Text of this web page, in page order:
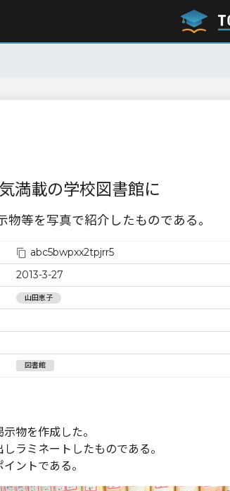
満載の学校図書館に
物等を写真で紹介したものである。
abc5bwpxx2tpjrr5
2013-3-27
山田恵子
図書館
物を作成した。
ラミネートしたものである。
ントである。